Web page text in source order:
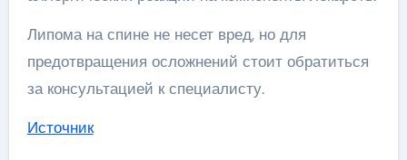
Липома на спине не несет вред, но для
предотвращения осложнений стоит обратиться
за консультацией к специалисту.
Источник